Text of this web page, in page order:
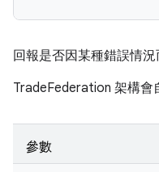
回報是否因某種錯誤情況
TradeFederation 架構會
參數